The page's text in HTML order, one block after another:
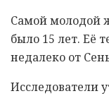
Самой молодой
было 15 лет. Её
недалеко от
Исследователи